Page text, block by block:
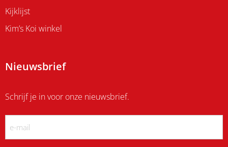
Kijklijst
Kim’s Koi winkel
Nieuwsbrief
Schrijf je in voor onze nieuwsbrief.